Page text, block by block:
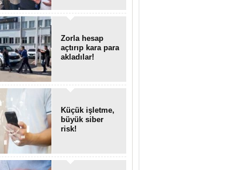
Zorla hesap
açtırıp kara para
akladılar!
Küçük işletme,
büyük siber
risk!